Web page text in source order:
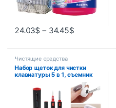
24.03$ – 34.45$
Чистящие средства
Набор щеток для чистки
клавиатуры 5 в 1, съемник
наушников для Airpods Pro 1
2 3, чехол для наушников
Bluetooth, инструменты для